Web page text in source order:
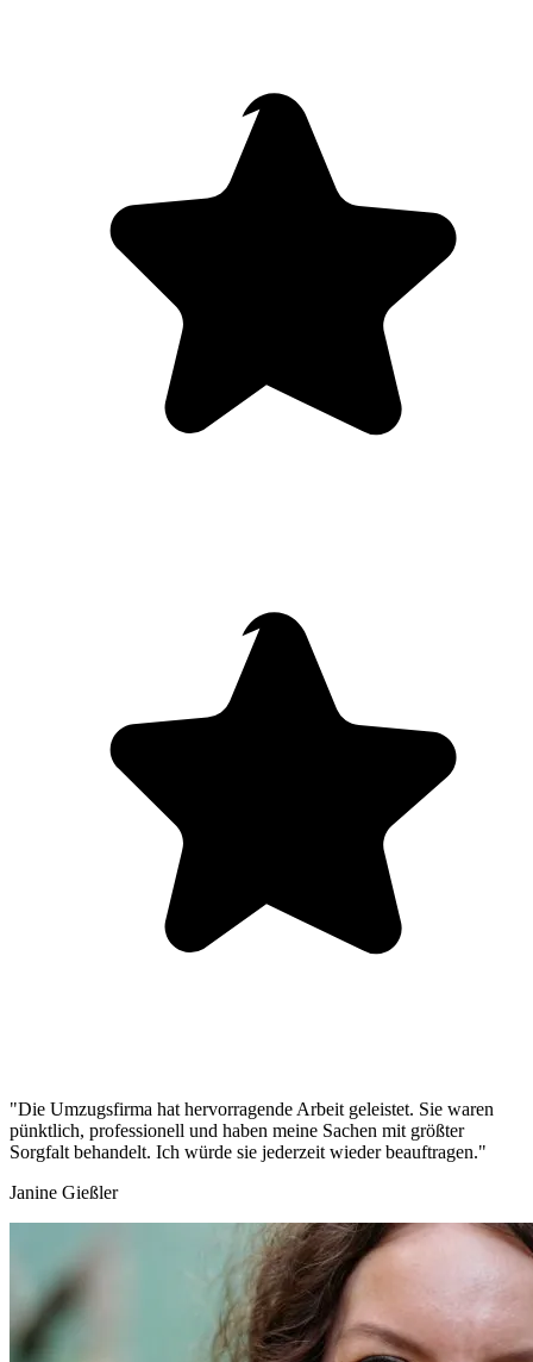
"Die Umzugsfirma hat hervorragende Arbeit geleistet. Sie waren
pünktlich, professionell und haben meine Sachen mit größter
Sorgfalt behandelt. Ich würde sie jederzeit wieder beauftragen."
Janine Gießler